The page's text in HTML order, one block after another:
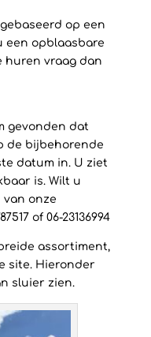
op een
een opblaasbare
huren vraag dan
gevonden dat
de bijbehorende
datum in. U ziet
is. Wilt u
onze
of 06-23136994
assortiment,
site. Hieronder
sluier zien.